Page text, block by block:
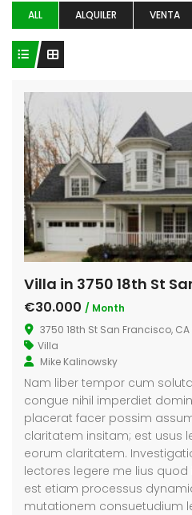
ALL ALQUILER VENTA
Villa in 3750 18th St
€30.000 / Month
3750 18th St San Francisco, CA
Villa
Mike Kalinowsky
Nam liber tempor cum
congue nihil imperdiet
placerat facer possim
claritatem insitam; est usus
eorum claritatem.
lectores legere me lius
est etiam processus
mutationem consuetudium
Maroma
-4.184377661723349
€3 K/
1911